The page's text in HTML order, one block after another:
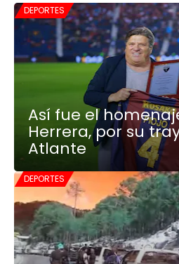
DEPORTES
Así fue el
Herrera, por su
Atlante
DEPORTES